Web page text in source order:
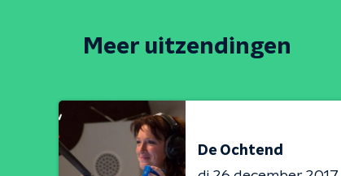
Meer uitzendingen
De Ochtend